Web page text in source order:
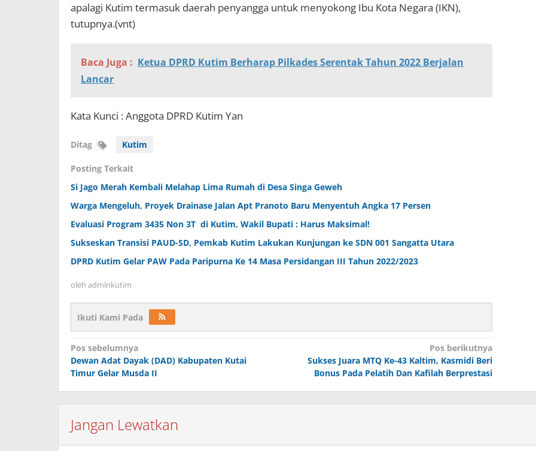
apalagi Kutim termasuk daerah penyangga untuk menyokong Ibu Kota Negara (IKN),
tutupnya.(vnt)
Baca Juga : Ketua DPRD Kutim Berharap Pilkades Serentak Tahun 2022 Berjalan
Lancar
Kata Kunci : Anggota DPRD Kutim Yan
Ditag Kutim
Posting Terkait
Si Jago Merah Kembali Melahap Lima Rumah di Desa Singa Geweh
Warga Mengeluh, Proyek Drainase Jalan Apt Pranoto Baru Menyentuh Angka 17 Persen
Evaluasi Program 3435 Non 3T di Kutim, Wakil Bupati : Harus Maksimal!
Sukseskan Transisi PAUD-SD, Pemkab Kutim Lakukan Kunjungan ke SDN 001 Sangatta Utara
DPRD Kutim Gelar PAW Pada Paripurna Ke 14 Masa Persidangan III Tahun 2022/2023
oleh adminkutim
Ikuti Kami Pada
Navigasi
pos
Pos sebelumnya
Dewan Adat Dayak (DAD) Kabupaten Kutai
Timur Gelar Musda II
Pos berikutnya
Sukses Juara MTQ Ke-43 Kaltim, Kasmidi Beri
Bonus Pada Pelatih Dan Kafilah Berprestasi
Jangan Lewatkan